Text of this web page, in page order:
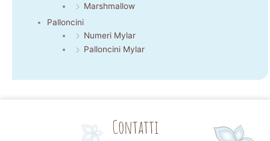
Marshmallow
Palloncini
Numeri Mylar
Palloncini Mylar
Contatti